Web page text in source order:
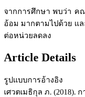
จากการศึกษา พบว่า ค
อ้อม มากตามไปด้วย แ
ต่อหน่วยลดลง
Article Details
รูปแบบการอ้างอิง
เศวตเมธิกุล ภ.